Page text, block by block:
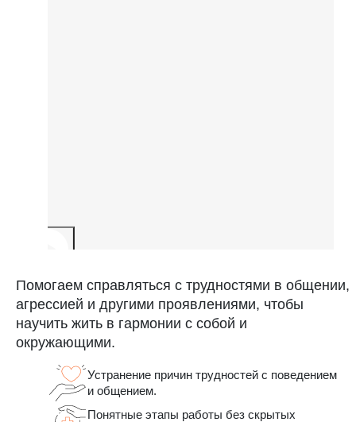
Помогаем справляться с трудностями в общении,
агрессией и другими проявлениями, чтобы
научить жить в гармонии с собой и
окружающими.
Устранение причин трудностей с поведением
и общением.
Понятные этапы работы без скрытых